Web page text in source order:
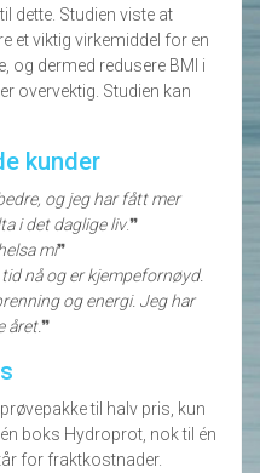
dette. Studien viste at
et viktig virkemiddel for en
og dermed redusere BMI i
overvektig. Studien kan
kunder
og jeg har fått mer
i det daglige liv.❞
mi❞
nå og er kjempefornøyd.
og energi. Jeg har
året.❞
til halv pris, kun
boks Hydroprot, nok til én
for fraktkostnader.